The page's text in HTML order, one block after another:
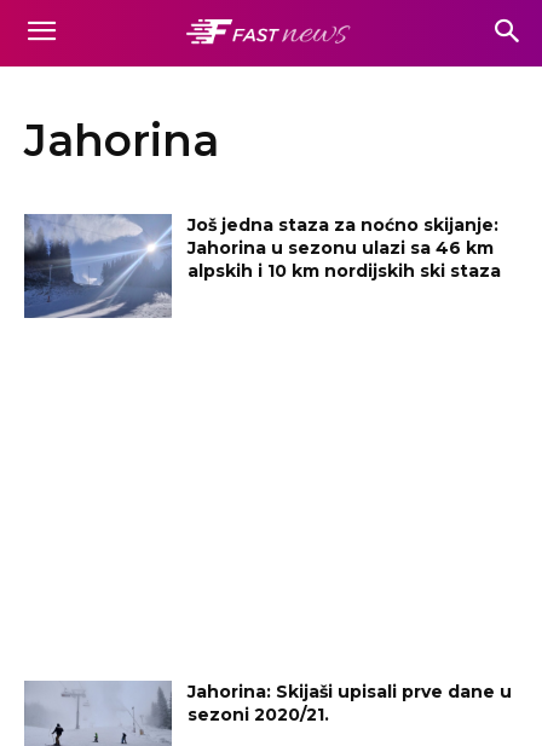
Jahorina
Još jedna staza za noćno skijanje:
Jahorina u sezonu ulazi sa 46 km
alpskih i 10 km nordijskih ski staza
Jahorina: Skijaši upisali prve dane u
sezoni 2020/21.